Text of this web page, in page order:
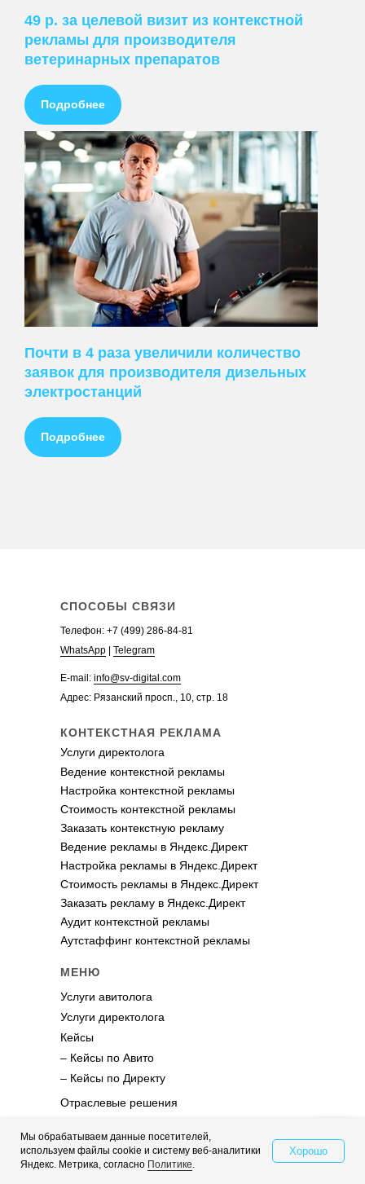
49 р. за целевой визит из контекстной
рекламы для производителя
ветеринарных препаратов
Подробнее
Почти в 4 раза увеличили количество
заявок для производителя дизельных
электростанций
Подробнее
СПОСОБЫ СВЯЗИ
Телефон: +7 (499) 286-84-81
WhatsApp
Telegram
E-mail: info@sv-digital.com
Адрес: Рязанский просп., 10, стр. 18
ПРЕДЛАГАЕМ
Ведение контекстной рекламы
Настройка контекстной рекламы
Стоимость контекстной рекламы
Заказать контекстную рекламу
Ведение рекламы в Яндекс.Директ
Настройка рекламы в Яндекс.Директ
Стоимость рекламы в Яндекс.Директ
Аутстаффинг контекстной рекламы
МЕНЮ
Кейсы
Отраслевые решения
Блог
Услуги авитолога
Услуги директолога
– Кейсы по Авито
– Кейсы по Директу
КОНТЕКСТНАЯ РЕКЛАМА
Настройка контекстной рекламы
Ведение рекламы в Яндекс.Директ
Стоимость рекламы в Яндекс.Директ
Настройка рекламы в Яндекс.Директ
Заказать рекламу в Яндекс.Директ
Аудит контекстной рекламы
Услуги директолога
Ведение контекстной рекламы
Стоимость контекстной рекламы
Заказать контекстную рекламу
Свяжитесь с нами
Мы обрабатываем данные посетителей,
используем файлы cookie и систему веб-аналитики
Яндекс. Метрика, согласно Политике.
Хорошо